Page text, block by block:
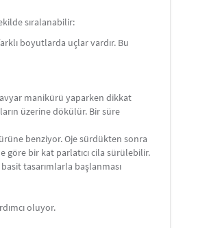
edebilirsiniz. Metalik dokusu,
sağlar. Tırnak sticker'ları,
özgün bir dokunuş
renklendirin!
sıralanabilir:
boyutlarda uçlar vardır. Bu
manikürü yaparken dikkat
üzerine dökülür. Bir süre
benziyor. Oje sürdükten sonra
göre bir kat parlatıcı cila sürülebilir.
tasarımlarla başlanması
oluyor.